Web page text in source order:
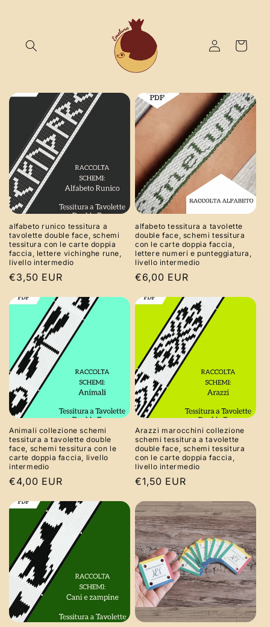
Accedi Carrello
alfabeto runico tessitura a
tavolette double face, schemi
tessitura con le carte doppia
faccia, lettere vichinghe rune,
livello intermedio
Prezzo
listino
€3,50 EUR
alfabeto tessitura a tavolette
double face, schemi tessitura
con le carte doppia faccia,
lettere numeri e punteggiatura,
livello intermedio
Prezzo
listino
€6,00 EUR
Animali collezione schemi
tessitura a tavolette double
face, schemi tessitura con le
carte doppia faccia, livello
intermedio
Prezzo
listino
€4,00 EUR
Arazzi marocchini collezione
schemi tessitura a tavolette
double face, schemi tessitura
con le carte doppia faccia,
livello intermedio
Prezzo
listino
€1,50 EUR